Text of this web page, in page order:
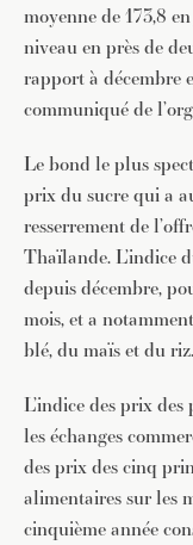
moyenne de 173,8
niveau en près de
rapport à décembre
communiqué de
Le bond le plus
prix du sucre qui a
resserrement de
Thaïlande. L’indice
depuis décembre,
mois, et a
blé, du maïs et du riz.
L’indice des prix
les échanges
des prix des cinq
alimentaires sur les
cinquième année